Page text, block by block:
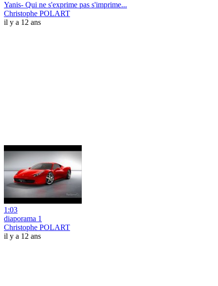
Yanis- Qui ne s'exprime pas s'imprime...
Christophe POLART
il y a 12 ans
1:03
diaporama 1
Christophe POLART
il y a 12 ans